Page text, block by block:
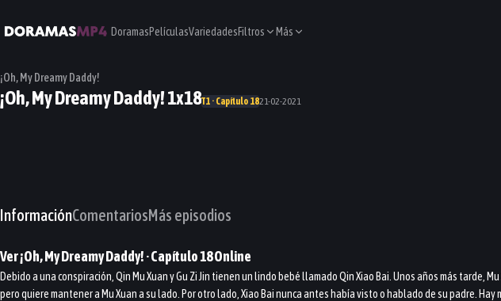
DoramasPelículasVariedadesFiltros Más
¡Oh, My Dreamy Daddy!
¡Oh, My Dreamy Daddy! 1x18T1 · Capítulo 1821-02-2021
InformaciónComentariosMás episodios
Ver¡Oh, My Dreamy Daddy!· Capítulo18Online
Debido a una conspiración, Qin Mu Xuan y Gu Zi Jin tienen un lindo bebé llamado Qin Xiao Bai. Unos años más tarde,
pero quiere mantener a Mu Xuan a su lado. Por otro lado, Xiao Bai nunca antes había visto o hablado de su padre.